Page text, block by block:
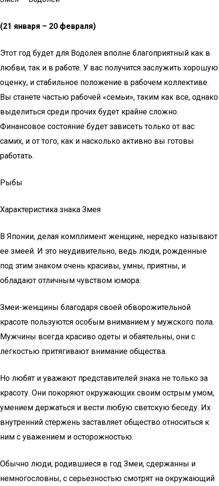
(21 января – 20 февраля)
Этот год будет для Водолея вполне благоприятный как в
любви, так и в работе. У вас получится заслужить хорошую
оценку, и стабильное положение в рабочем коллективе.
Вы станете частью рабочей «семьи», таким как все, однако
выделиться среди прочих будет крайне сложно.
Финансовое состояние будет зависеть только от вас
самих, и от того, как и насколько активно вы готовы
работать.
Рыбы
Характеристика знака Змея
В Японии, делая комплимент женщине, нередко называют
ее змеей. И это неудивительно, ведь люди, рожденные
под этим знаком очень красивы, умны, приятны, и
обладают отличным чувством юмора.
Змеи-женщины благодаря своей обворожительной
красоте пользуются особым вниманием у мужского пола.
Мужчины всегда красиво одеты и обаятельны, они с
легкостью притягивают внимание общества.
Но любят и уважают представителей знака не только за
красоту. Они покоряют окружающих своим острым умом,
умением держаться и вести любую светскую беседу. Их
внутренний стержень заставляет общество относиться к
ним с уважением и осторожностью.
Обычно люди, родившиеся в год Змеи, сдержанны и
немногословны, с серьезностью смотрят на окружающий